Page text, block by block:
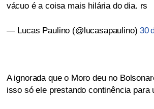
vácuo é a coisa mais hilária do dia. rs
— Lucas Paulino (@lucasapaulino)30
A ignorada que o Moro deu no
isso só ele prestando continência para